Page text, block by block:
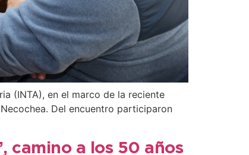
(INTA), en el marco de la reciente
Del encuentro participaron
camino a los 50 años